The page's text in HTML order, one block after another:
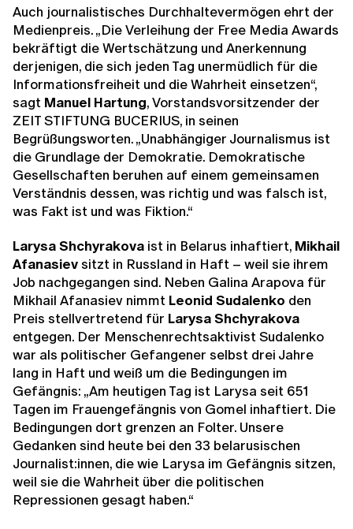
Auch journalistisches Durchhaltevermögen ehrt der
Medienpreis. „Die Verleihung der Free Media Awards
bekräftigt die Wertschätzung und Anerkennung
derjenigen, die sich jeden Tag unermüdlich für die
Informationsfreiheit und die Wahrheit einsetzen“,
sagt Manuel Hartung, Vorstandsvorsitzender der
ZEIT STIFTUNG BUCERIUS, in seinen
Begrüßungsworten. „Unabhängiger Journalismus ist
die Grundlage der Demokratie. Demokratische
Gesellschaften beruhen auf einem gemeinsamen
Verständnis dessen, was richtig und was falsch ist,
was Fakt ist und was Fiktion.“
Larysa Shchyrakova ist in Belarus inhaftiert, Mikhail
Afanasievsitzt in Russland in Haft – weil sie ihrem
Job nachgegangen sind. Neben Galina Arapova für
Mikhail Afanasiev nimmt Leonid Sudalenko den
Preis stellvertretend für Larysa Shchyrakova
entgegen. Der Menschenrechtsaktivist Sudalenko
war als politischer Gefangener selbst drei Jahre
lang in Haft und weiß um die Bedingungen im
Gefängnis: „Am heutigen Tag ist Larysa seit 651
Tagen im Frauengefängnis von Gomel inhaftiert. Die
Bedingungen dort grenzen an Folter. Unsere
Gedanken sind heute bei den 33 belarusischen
Journalist:innen, die wie Larysa im Gefängnis sitzen,
weil sie die Wahrheit über die politischen
Repressionen gesagt haben.“